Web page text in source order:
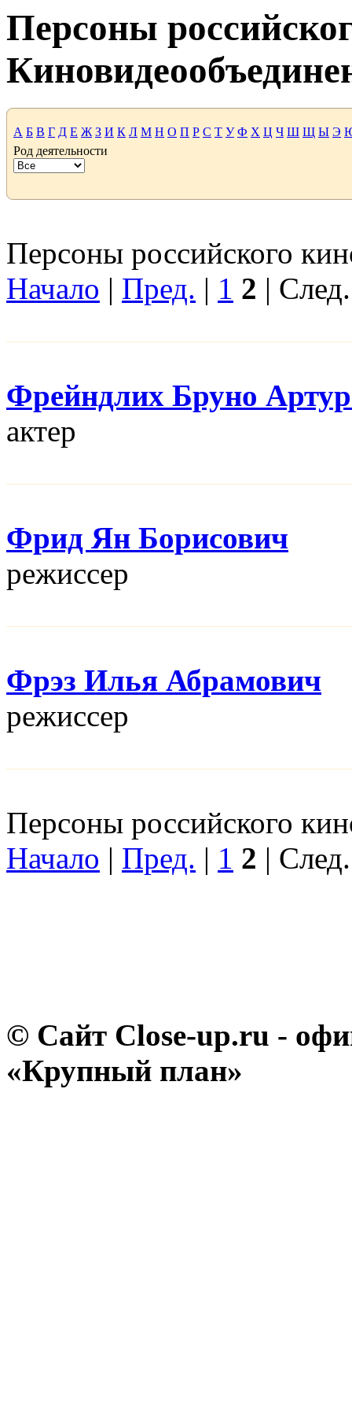
Персоны
А Б В Г Д Е Ж З И К Л М Н О П Р С Т У Ф Х Ц Ч Ш Щ Ы Э
Род деятельности
Персоны российского
Начало | Пред. | 1 2 |
Фрейндлих Бруно
актер
Фрид Ян Борисович
режисcер
Фрэз Илья Абрамович
режисcер
Персоны российского
Начало | Пред. | 1 2 |
© Сайт Close-up.ru -
«Крупный план»